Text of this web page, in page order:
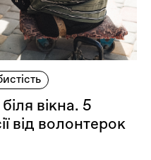
вікна. 5
від волонтерок